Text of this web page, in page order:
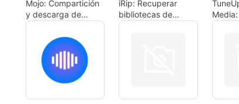
Mojo: Compartición
y descarga de
biblioteca de iTunes
remota para Mac
iRip: Recuperar
bibliotecas de
medios de Mac